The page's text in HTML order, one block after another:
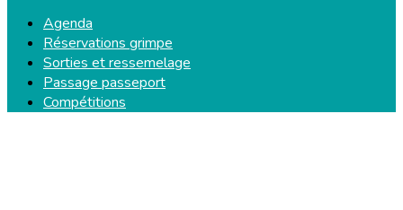
Agenda
Réservations grimpe
Sorties et ressemelage
Passage passeport
Compétitions